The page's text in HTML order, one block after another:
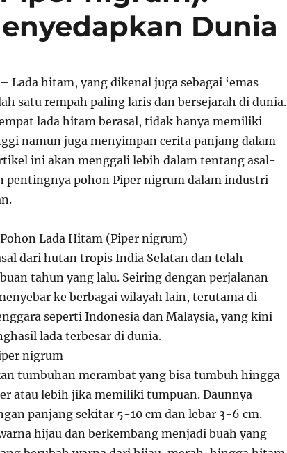
Dunia
Lada hitam, yang dikenal juga sebagai ‘emas
satu rempah paling laris dan bersejarah di dunia.
lada hitam berasal, tidak hanya memiliki
namun juga menyimpan cerita panjang dalam
ini akan menggali lebih dalam tentang asal-
pentingnya pohon Piper nigrum dalam industri
Lada Hitam (Piper nigrum)
dari hutan tropis India Selatan dan telah
tahun yang lalu. Seiring dengan perjalanan
ke berbagai wilayah lain, terutama di
seperti Indonesia dan Malaysia, yang kini
lada terbesar di dunia.
nigrum
tumbuhan merambat yang bisa tumbuh hingga
atau lebih jika memiliki tumpuan. Daunnya
panjang sekitar 5-10 cm dan lebar 3-6 cm.
hijau dan berkembang menjadi buah yang